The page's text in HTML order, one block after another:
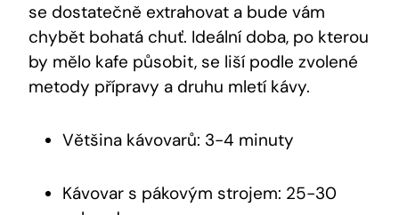
se dostatečně extrahovat a bude ​vám
chybět bohatá ‍chuť. Ideální doba, ‍po⁤ kterou
by mělo ⁤kafe působit,⁣ se liší​ podle zvolené
metody ⁣přípravy a ‍druhu mletí ⁢kávy.
Většina kávovarů: ⁤3-4​ minuty
Kávovar s pákovým strojem: ⁤25-30